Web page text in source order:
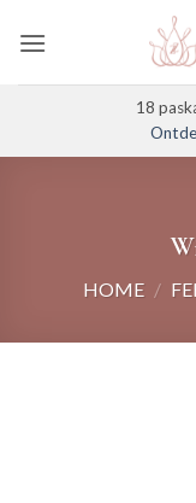
naar
18
HOME /